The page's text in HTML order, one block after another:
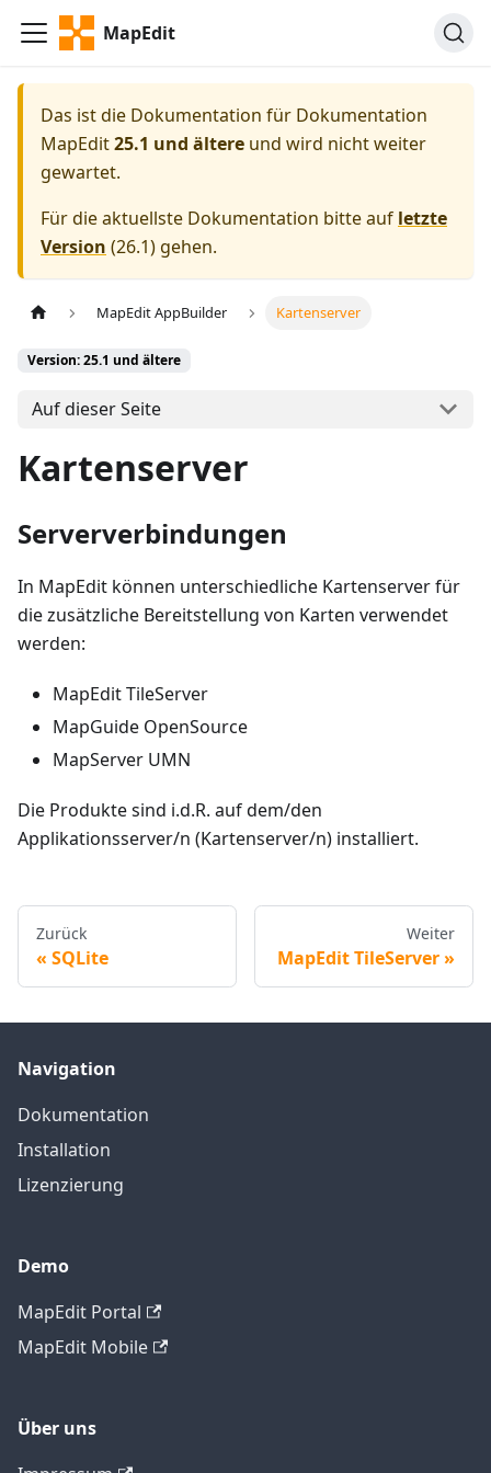
MapEdit
Das ist die Dokumentation für Dokumentation
MapEdit25.1 und ältere und wird nicht weiter
gewartet.
Für die aktuellste Dokumentation bitte auf letzte
Version (26.1) gehen.
MapEdit AppBuilder Kartenserver
Version: 25.1 und ältere
Auf dieser Seite
Kartenserver
Serververbindungen
In MapEdit können unterschiedliche Kartenserver für
die zusätzliche Bereitstellung von Karten verwendet
werden:
MapEdit TileServer
MapGuide OpenSource
MapServer UMN
Die Produkte sind i.d.R. auf dem/den
Applikationsserver/n (Kartenserver/n) installiert.
Zurück
SQLite
Weiter
MapEdit TileServer
Navigation
Dokumentation
Installation
Lizenzierung
Demo
MapEdit Portal
MapEdit Mobile
Über uns